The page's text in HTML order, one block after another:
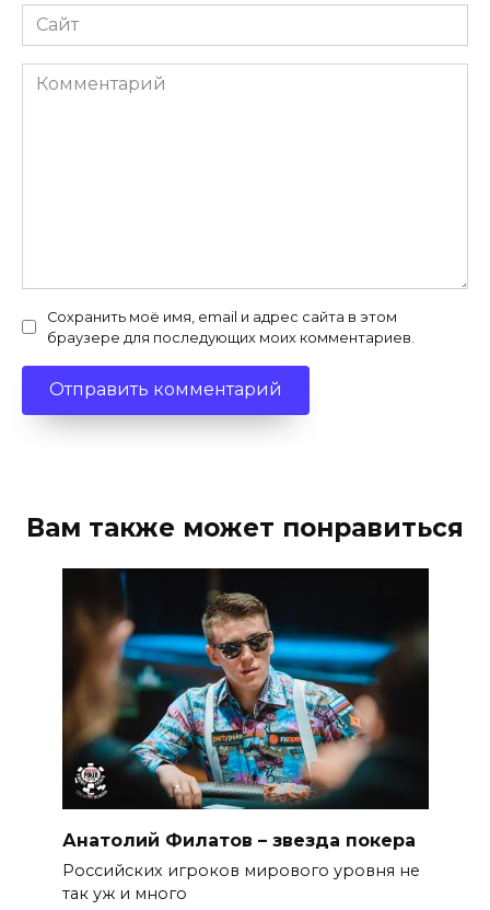
Сайт
Комментарий
Сохранить моё имя, email и адрес сайта в этом
браузере для последующих моих комментариев.
Вам также может понравиться
Анатолий Филатов – звезда покера
Российских игроков мирового уровня не
так уж и много